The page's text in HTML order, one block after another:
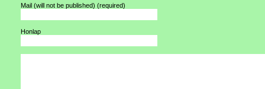
Mail (will not be published) (required)
Honlap